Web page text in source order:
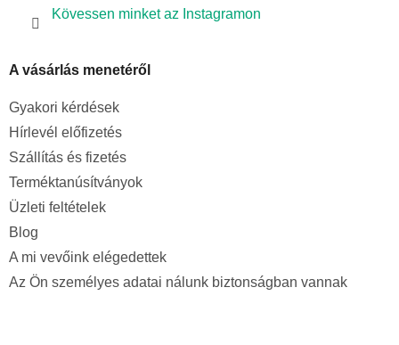
Kövessen minket az Instagramon
A vásárlás menetéről
Gyakori kérdések
Hírlevél előfizetés
Szállítás és fizetés
Terméktanúsítványok
Üzleti feltételek
Blog
A mi vevőink elégedettek
Az Ön személyes adatai nálunk biztonságban vannak